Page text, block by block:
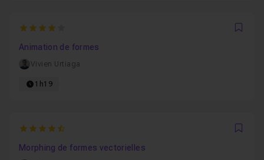
4
Animation de formes
Vivien Urtiaga
1h19
4.75
Morphing de formes vectorielles